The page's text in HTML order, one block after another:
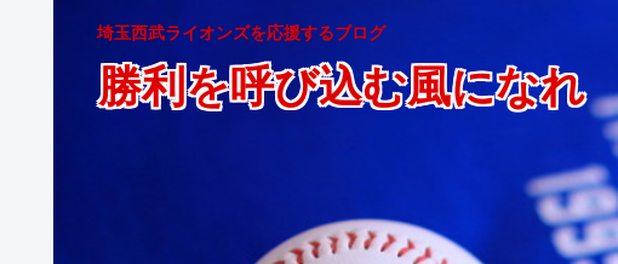
埼玉西武ライオンズを応援するブログ
勝利を呼び込む風になれ